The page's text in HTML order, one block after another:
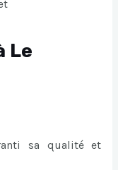
Le
sa qualité et